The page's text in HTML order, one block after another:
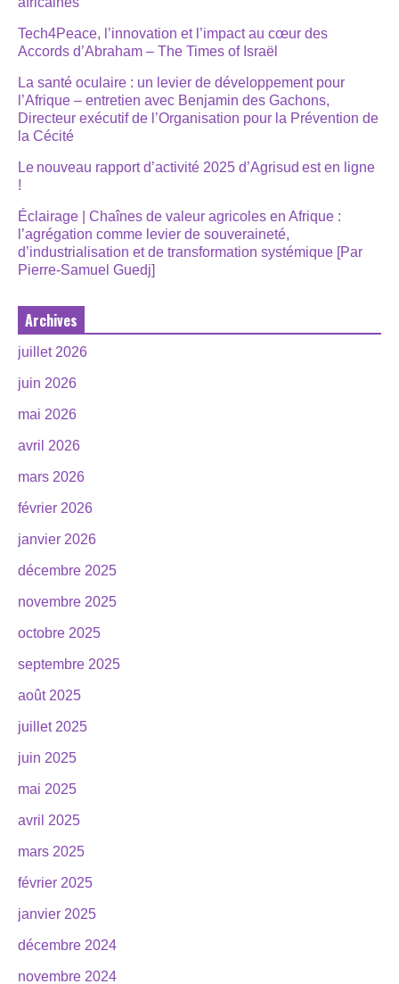
Tech4Peace, l’innovation et l’impact au cœur des
Accords d’Abraham – The Times of Israël
La santé oculaire : un levier de développement pour
l’Afrique – entretien avec Benjamin des Gachons,
Directeur exécutif de l’Organisation pour la Prévention de
la Cécité
Le nouveau rapport d’activité 2025 d’Agrisud est en ligne
!
Éclairage | Chaînes de valeur agricoles en Afrique :
l’agrégation comme levier de souveraineté,
d’industrialisation et de transformation systémique [Par
Pierre-Samuel Guedj]
Archives
juillet 2026
juin 2026
mai 2026
avril 2026
mars 2026
février 2026
janvier 2026
décembre 2025
novembre 2025
octobre 2025
septembre 2025
août 2025
juillet 2025
juin 2025
mai 2025
avril 2025
mars 2025
février 2025
janvier 2025
décembre 2024
novembre 2024